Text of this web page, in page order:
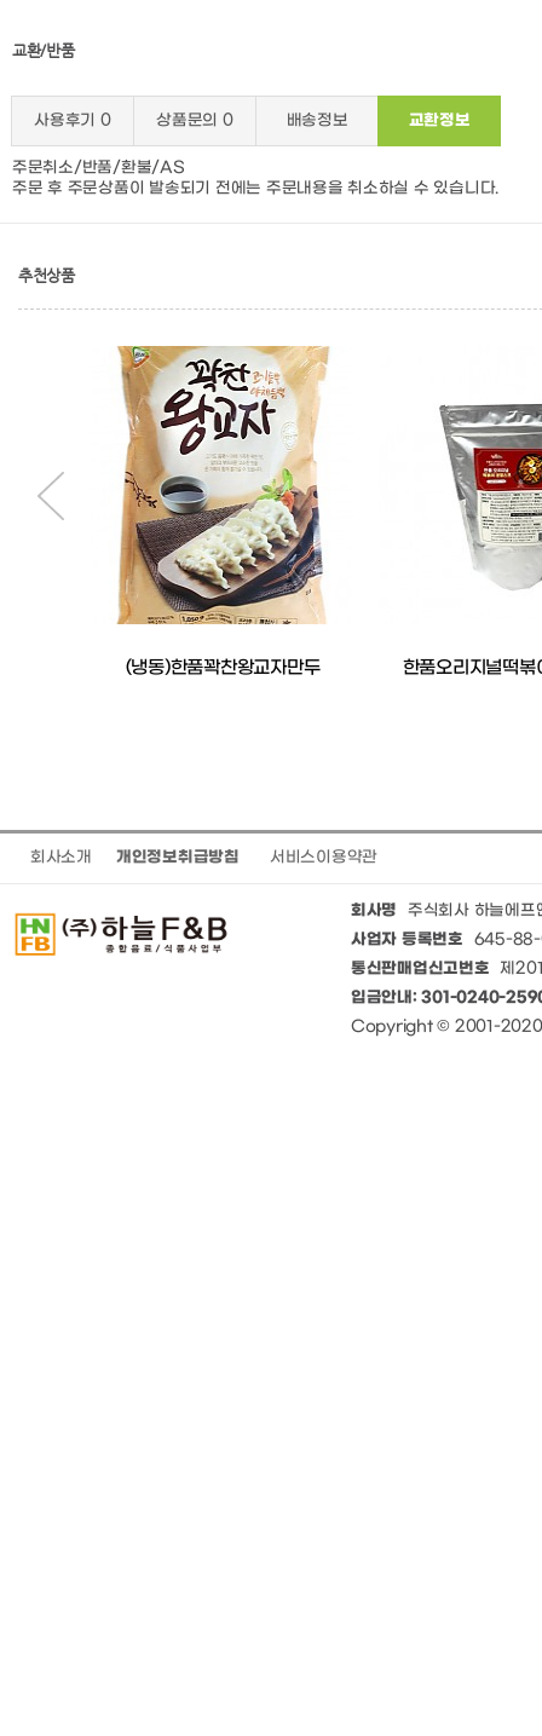
교환/반품
사용후기 0 상품문의 0 배송정보 교환정보
주문취소/반품/환불/AS
주문 후 주문상품이 발송되기 전에는 주문내용을 취소하실 수 있습니다.
추천상품
(냉동)한품꽉찬왕교자만두 한품오리지널떡볶
회사소개 개인정보취급방침 서비스이용약관
회사명 주식회사 하늘에프
사업자 등록번호 645-88-
통신판매업신고번호 제
입금안내: 301-0240-
Copyright © 2001-2020